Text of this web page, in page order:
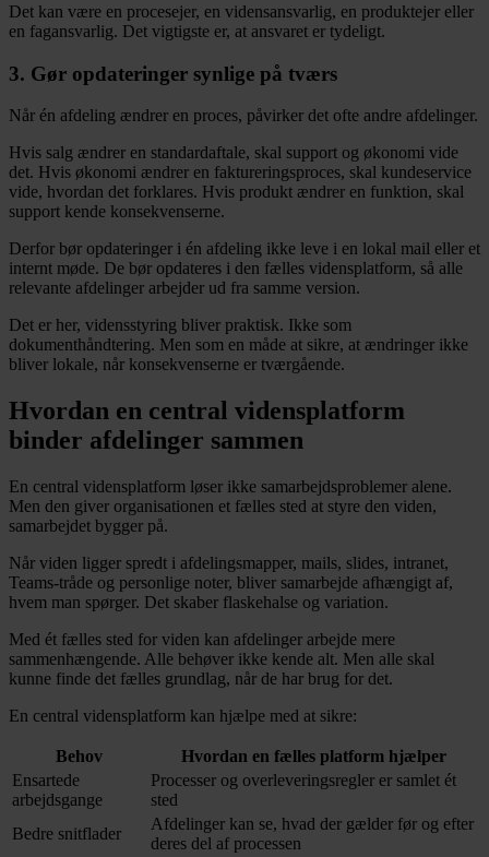
Det kan være en procesejer, en vidensansvarlig, en produktejer eller
en fagansvarlig. Det vigtigste er, at ansvaret er tydeligt.
3. Gør opdateringer synlige på tværs
Når én afdeling ændrer en proces, påvirker det ofte andre afdelinger.
Hvis salg ændrer en standardaftale, skal support og økonomi vide
det. Hvis økonomi ændrer en faktureringsproces, skal kundeservice
vide, hvordan det forklares. Hvis produkt ændrer en funktion, skal
support kende konsekvenserne.
Derfor bør opdateringer i én afdeling ikke leve i en lokal mail eller et
internt møde. De bør opdateres i den fælles vidensplatform, så alle
relevante afdelinger arbejder ud fra samme version.
Det er her, vidensstyring bliver praktisk. Ikke som
dokumenthåndtering. Men som en måde at sikre, at ændringer ikke
bliver lokale, når konsekvenserne er tværgående.
Hvordan en central vidensplatform
binder afdelinger sammen
En central vidensplatform løser ikke samarbejdsproblemer alene.
Men den giver organisationen et fælles sted at styre den viden,
samarbejdet bygger på.
Når viden ligger spredt i afdelingsmapper, mails, slides, intranet,
Teams-tråde og personlige noter, bliver samarbejde afhængigt af,
hvem man spørger. Det skaber flaskehalse og variation.
Med ét fælles sted for viden kan afdelinger arbejde mere
sammenhængende. Alle behøver ikke kende alt. Men alle skal
kunne finde det fælles grundlag, når de har brug for det.
En central vidensplatform kan hjælpe med at sikre:
Behov
Hvordan en fælles platform hjælper
Ensartede
arbejdsgange
Processer og overleveringsregler er samlet ét
sted
Bedre snitflader
Afdelinger kan se, hvad der gælder før og efter
deres del af processen